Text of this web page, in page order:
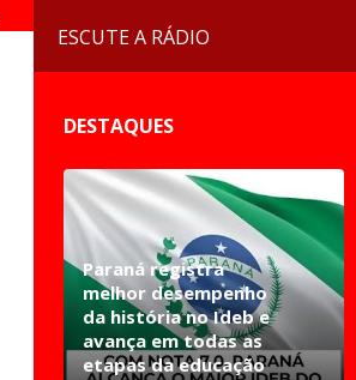
ESCUTE A RÁDIO
DESTAQUES
Paraná registra
melhor desempenho
da história no Ideb e
avança em todas as
etapas da educação